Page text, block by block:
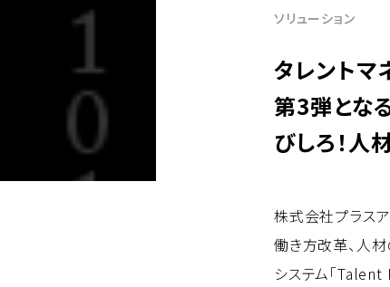
ソリューション
タレントマ
第3弾とな
びしろ！
株式会社プラスア
働き方改革、人
システム「Talent